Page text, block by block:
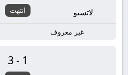
لاتسيو انتهت
غير معروف
3-1